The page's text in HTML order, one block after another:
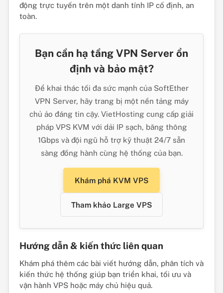
động trực tuyến trên một danh tính IP cố định, an
toàn.
Bạn cần hạ tầng VPN Server ổn
định và bảo mật?
Để khai thác tối đa sức mạnh của SoftEther
VPN Server, hãy trang bị một nền tảng máy
chủ ảo đáng tin cậy. VietHosting cung cấp giải
pháp VPS KVM với dải IP sạch, băng thông
1Gbps và đội ngũ hỗ trợ kỹ thuật 24/7 sẵn
sàng đồng hành cùng hệ thống của bạn.
Khám phá KVM VPS
Tham khảo Large VPS
Hướng dẫn & kiến thức liên quan
Khám phá thêm các bài viết hướng dẫn, phân tích và
kiến thức hệ thống giúp bạn triển khai, tối ưu và
vận hành VPS hoặc máy chủ hiệu quả.